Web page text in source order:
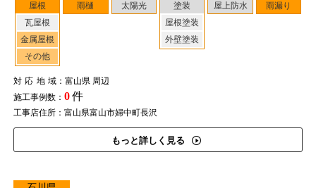
屋根
瓦屋根
金属屋根
その他
雨樋 太陽光
塗装
屋根塗装
外壁塗装
屋上防水 雨漏り
対応地域：富山県 周辺
施工事例数： 0件
工事店住所：富山県富山市婦中町長沢
もっと詳しく見る